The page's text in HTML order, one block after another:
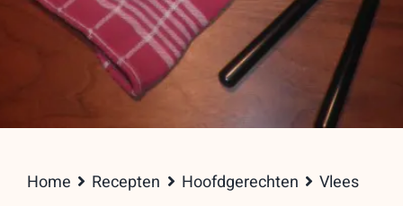
Home Recepten Hoofdgerechten Vlees